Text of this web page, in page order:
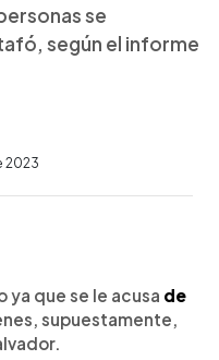
se
según el informe
2023
ya que se le acusa de
supuestamente,